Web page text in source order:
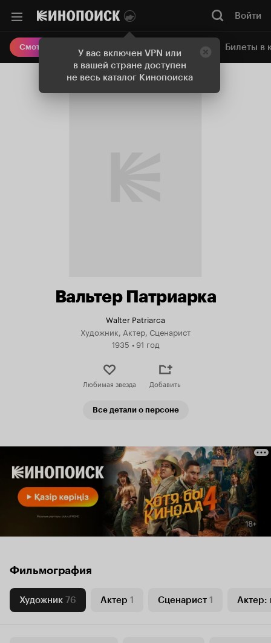
У вас включен VPN или
в вашей стране доступен
не весь каталог Кинопоиска
Войти
Смотреть кино Онлайн-кинотеатр Билеты в
Вальтер Патриарка
Walter Patriarca
Художник, Актер, Сценарист
1935 • 91 год
Любимая звезда Добавить
Все детали о персоне
Фильмография
Художник 76 Актер 1 Сценарист 1 Актер: